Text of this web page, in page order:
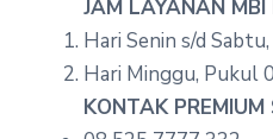
JAM LAYANAN MBI
Hari Senin s/d
Hari Minggu, Pukul
KONTAK PREMIUM